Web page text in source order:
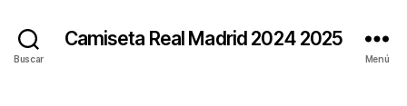
Buscar
Camiseta Real Madrid 2024 2025
Menú